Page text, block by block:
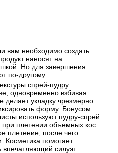
вам необходимо создать
наносят на
Но для завершения
по-другому.
спрей-пудру
одновременно взбивая
делает укладку чрезмерно
форму. Бонусом
используют пудру-спрей
при плетении объемных кос.
плетение, после чего
Косметика помогает
впечатляющий силуэт.